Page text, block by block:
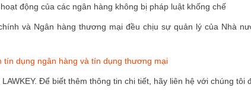
động của các ngân hàng không bị pháp luật khống chế
và Ngân hàng thương mại đều chịu sự quản lý của Nhà
tín dụng ngân hàng và tín dụng thương mại
Để biết thêm thông tin chi tiết, hãy liên hệ với chúng tôi